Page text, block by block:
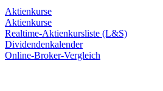
Aktienkurse
Aktienkurse
Realtime-Aktienkursliste (L&S)
Dividendenkalender
Online-Broker-Vergleich